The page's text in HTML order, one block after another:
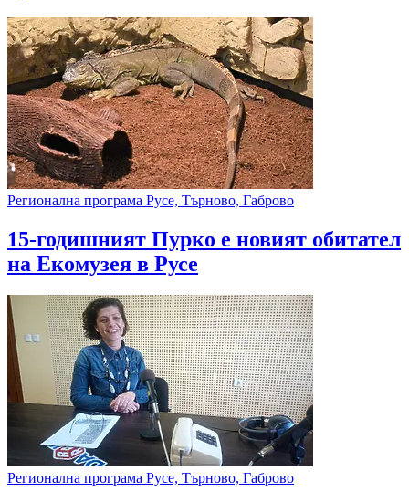
Регионална програма Русе, Търново, Габрово
15-годишният Пурко е новият обитател
на Екомузея в Русе
Регионална програма Русе, Търново, Габрово